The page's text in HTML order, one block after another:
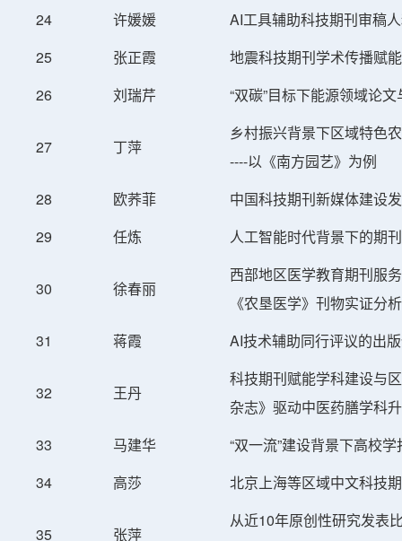
24
许媛媛
AI工具辅助科技期刊审稿
25
张正霞
地震科技期刊学术传播赋
26
刘瑞芹 “双碳”目标下能源领域论
27 丁萍
乡村振兴背景下区域特色
----以《南方园艺》为例
28
欧荞菲
中国科技期刊新媒体建设
29
任炼 人工智能时代背景下的期
30 徐春丽
西部地区医学教育期刊服
《农垦医学》刊物实证分析
31
蒋霞 AI技术辅助同行评议的出
32 王丹
科技期刊赋能学科建设与
杂志》驱动中医药膳学科
33
马建华
“双一流”建设背景下高校
34
高莎 北京上海等区域中文科技
35 张萍
从近10年原创性研究发表